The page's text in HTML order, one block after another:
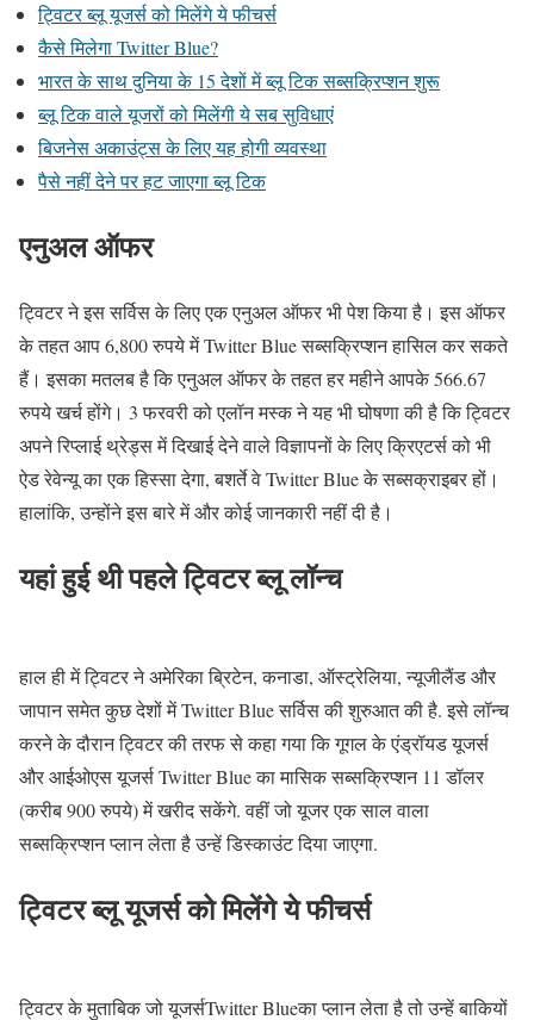
ट्विटर ब्लू यूजर्स को मिलेंगे ये फीचर्स
कैसे मिलेगा Twitter Blue?
भारत के साथ दुनिया के 15 देशों में ब्लू टिक सब्सक्रिप्शन शुरू
ब्लू टिक वाले यूजरों को मिलेंगी ये सब सुविधाएं
बिजनेस अकाउंट्स के लिए यह होगी व्यवस्था
पैसे नहीं देने पर हट जाएगा ब्लू टिक
एनुअल ऑफर
ट्विटर ने इस सर्विस के लिए एक एनुअल ऑफर भी पेश किया है। इस ऑफर
के तहत आप 6,800 रुपये में Twitter Blue सब्सक्रिप्शन हासिल कर सकते
हैं। इसका मतलब है कि एनुअल ऑफर के तहत हर महीने आपके 566.67
रुपये खर्च होंगे। 3 फरवरी को एलॉन मस्क ने यह भी घोषणा की है कि ट्विटर
अपने रिप्लाई थ्रेड्स में दिखाई देने वाले विज्ञापनों के लिए क्रिएटर्स को भी
ऐड रेवेन्यू का एक हिस्सा देगा, बशर्ते वे Twitter Blue के सब्सक्राइबर हों।
हालांकि, उन्होंने इस बारे में और कोई जानकारी नहीं दी है।
यहां हुई थी पहले ट्विटर ब्लू लॉन्च
हाल ही में ट्विटर ने अमेरिका ब्रिटेन, कनाडा, ऑस्ट्रेलिया, न्यूजीलैंड और
जापान समेत कुछ देशों में Twitter Blue सर्विस की शुरुआत की है. इसे लॉन्च
करने के दौरान ट्विटर की तरफ से कहा गया कि गूगल के एंड्रॉयड यूजर्स
और आईओएस यूजर्स Twitter Blue का मासिक सब्सक्रिप्शन 11 डॉलर
(करीब 900 रुपये) में खरीद सकेंगे. वहीं जो यूजर एक साल वाला
सब्सक्रिप्शन प्लान लेता है उन्हें डिस्काउंट दिया जाएगा.
ट्विटर ब्लू यूजर्स को मिलेंगे ये फीचर्स
ट्विटर के मुताबिक जो यूजर्सTwitter Blueका प्लान लेता है तो उन्हें बाकियों